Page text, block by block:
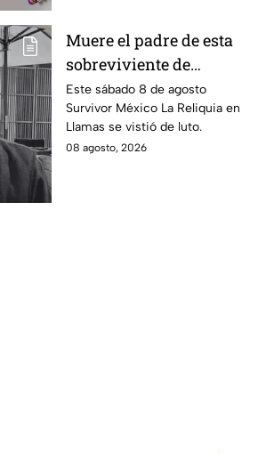
Muere el padre de esta
sobreviviente de
Survivor México La
Reliquia en Llamas
Este sábado 8 de agosto
Survivor México La Reliquia en
Llamas se vistió de luto.
08 agosto, 2026